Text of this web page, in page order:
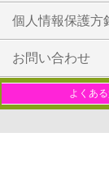
個人情報保護方
お問い合わせ
よくあ